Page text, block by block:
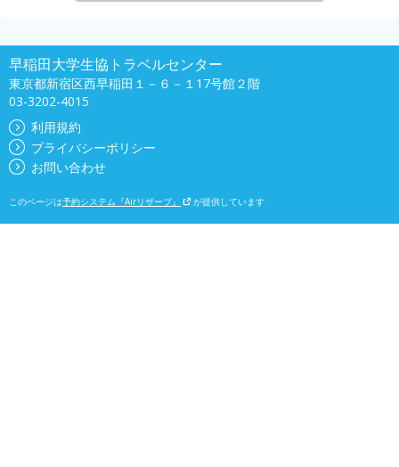
早稲田大学生協トラベルセンター
東京都新宿区西早稲田１－６－１17号館２階
03-3202-4015
利用規約
プライバシーポリシー
お問い合わせ
このページは予約システム『Airリザーブ』 が提供しています